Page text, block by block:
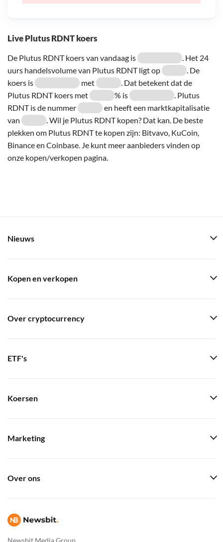
Live Plutus RDNT koers
De Plutus RDNT koers van vandaag is
. Het 24
uurs handelsvolume van Plutus RDNT ligt op
. De
koers is
met
. Dat betekent dat de
Plutus RDNT koers met
% is
. Plutus
RDNT is de nummer
en heeft een marktkapitalisatie
van
. Wil je Plutus RDNT kopen? Dat kan. De beste
plekken om Plutus RDNT te kopen zijn: Bitvavo, KuCoin,
Binance en Coinbase. Je kunt meer aanbieders vinden op
onze kopen/verkopen pagina.
Newsbit Media Group
Nieuws
Kopen en verkopen
Over cryptocurrency
ETF's
Koersen
Marketing
Over ons